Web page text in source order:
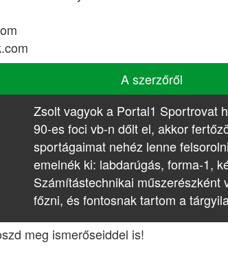
A szerzőről
Zsolt vagyok a Portal1 Sportrovat
90-es foci vb-n dőlt el, akkor
sportágaimat nehéz lenne
emelnék ki: labdarúgás, forma-1,
Számítástechnikai műszerészként
főzni, és fontosnak tartom a
meg ismerőseiddel is!